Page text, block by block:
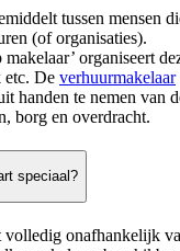
tussen mensen
(of organisaties).
organiseert
etc. De verhuurmakelaar
handen te nemen van
borg en overdracht.
speciaal?
volledig onafhankelijk